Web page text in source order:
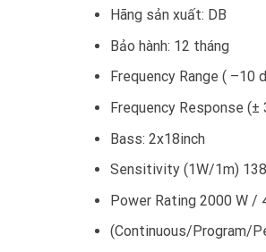
Hãng sản xuất: DB
Bảo hành: 12 tháng
Frequency Range ( –10
Frequency Response
Bass: 2x18inch
Sensitivity (1W/1m)
Power Rating 2000 W /
(Continuous/Program/